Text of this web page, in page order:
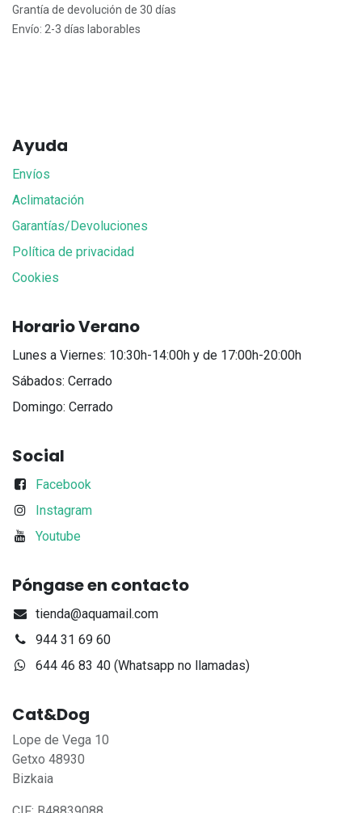
Grantía de devolución de 30 días
Envío: 2-3 días laborables
Ayuda
Envíos
Aclimatación
Garantías/Devoluciones
Política de privacidad
Cookies
Horario Verano
Lunes a Viernes: 10:30h-14:00h y de 17:00h-20:00h
Sábados: Cerrado
Domingo: Cerrado
Social
Facebook
Instagram
Youtube
Póngase en contacto
tienda@aquamail.com
944 31 69 60
644 46 83 40 (Whatsapp no llamadas)
Cat&Dog
Lope de Vega 10
Getxo 48930
Bizkaia